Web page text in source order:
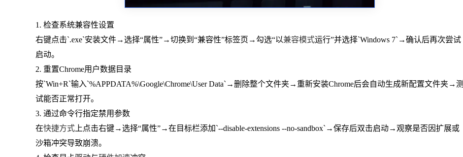
1. 检查系统兼容性设置
右键点击`.exe`安装文件→选择“属性”→切换到“兼容性”标签页→勾选“以兼容模式运行”并选择`Windows 7`→确认后再次尝试
启动。
2. 重置Chrome用户数据目录
按`Win+R`输入`%APPDATA%\Google\Chrome\User Data`→删除整个文件夹→重新安装Chrome后会自动生成新配置文件夹→测
试能否正常打开。
3. 通过命令行指定禁用参数
在快捷方式 上点击右键→选择“属性”→在目标栏添加`--disable-extensions --no-sandbox`→保存后双击启动→观察是否因扩展或
沙箱冲突导致崩溃。